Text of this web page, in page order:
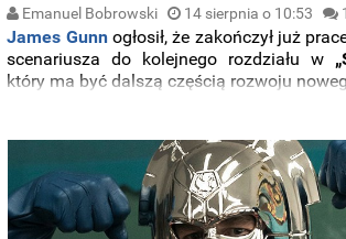
Emanuel Bobrowski 14 sierpnia o 10:53 1
James Gunnogłosił, że zakończył już
scenariusza do kolejnego rozdziału w
który ma być dalszą częścią rozwoju